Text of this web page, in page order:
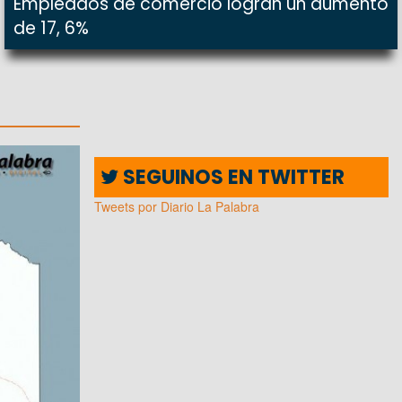
de 17, 6%
SEGUINOS EN TWITTER
Tweets por Diario La Palabra